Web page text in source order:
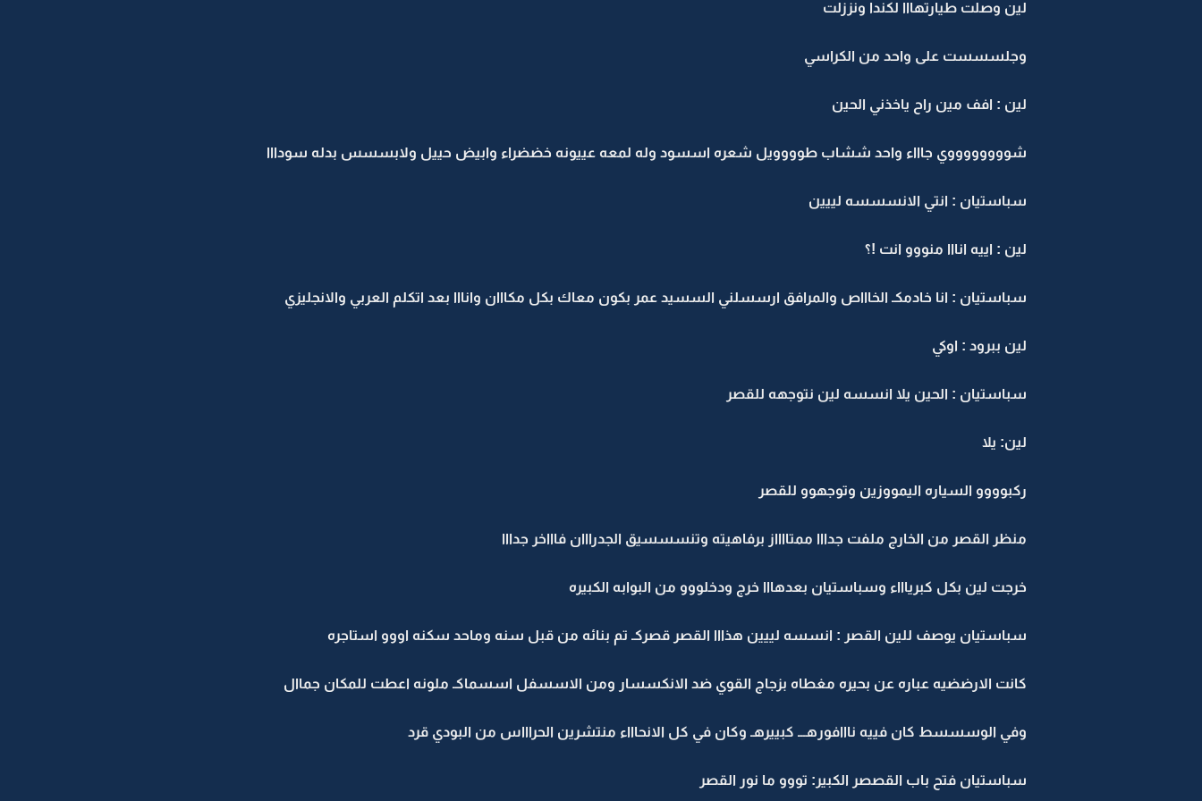
لين وصلت طيارتهااا لكندا ونززلت
وجلسسست على واحد من الكراسي
لين : افف مين راح ياخذني الحين
شووووووووي جاااء واحد ششاب طوووويل شعره اسسود وله لمعه عييونه خضضراء وابيض حييل ولابسسس بدله سودااا
سباستيان : انتي الانسسسه لييين
لين : اييه انااا منووو انت !؟
سباستيان : انا خادمكـ الخاااص والمرافق ارسسلني السسيد عمر بكون معاك بكل مكااان وانااا بعد اتكلم العربي والانجليزي
لين ببرود : اوكي
سباستيان : الحين يلا انسسه لين نتوجهه للقصر
لين: يلا
ركبوووو السياره اليمووزين وتوجهوو للقصر
منظر القصر من الخارج ملفت جدااا ممتااااز برفاهيته وتنسسسيق الجدرااان فاااخر جدااا
خرجت لين بكل كبرياااء وسباستيان بعدهااا خرج ودخلووو من البوابه الكبيره
سباستيان يوصف للين القصر : انسسه لييين هذااا القصر قصركـ تم بنائه من قبل سنه وماحد سكنه اووو استاجره
كانت الارضضيه عباره عن بحيره مغطاه بزجاج القوي ضد الانكسسار ومن الاسسفل اسسماكـ ملونه اعطت للمكان جماال
وفي الوسسسط كان فييه نااافورهـــ كبييرهـ وكان في كل الانحاااء منتشرين الحراااس من البودي قرد
سباستيان فتح باب القصصر الكبير: تووو ما نور القصر